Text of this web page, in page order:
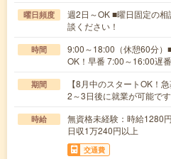
曜日頻度
週2日～OK ■曜日固定の
談ください！
時間
9:00～18:00（休憩60分）
OK！早番 7:00～16:00遅
期間
【8月中のスタートOK！
2～3日後に就業が可能です
時給
無資格未経験：時給
日収1万240円以上
交通費